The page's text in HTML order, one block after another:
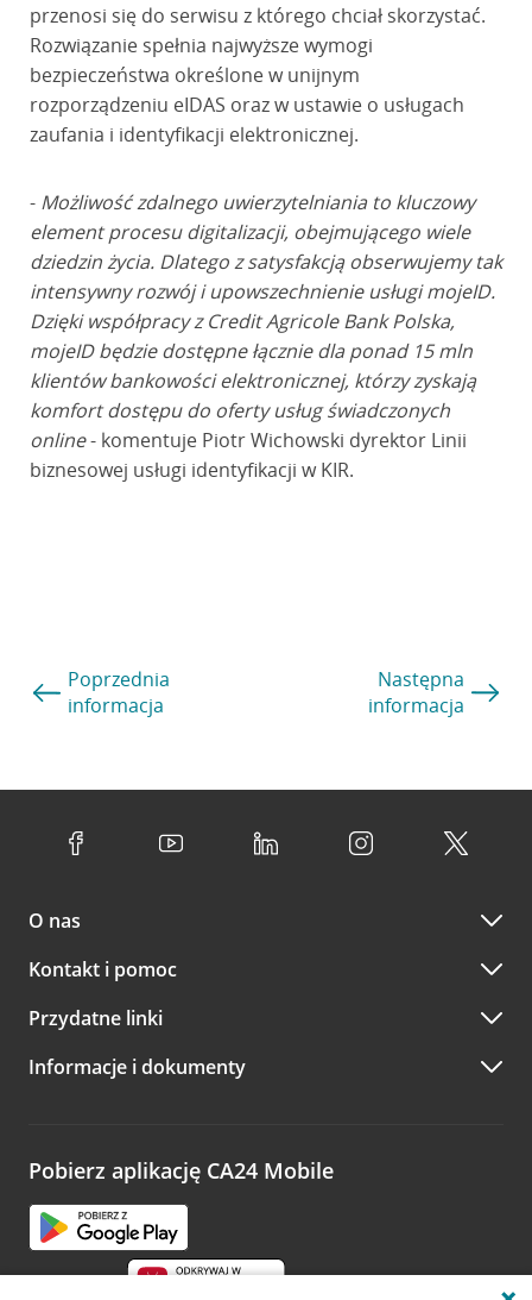
przenosi się do serwisu z którego chciał skorzystać.
Rozwiązanie spełnia najwyższe wymogi
bezpieczeństwa określone w unijnym
rozporządzeniu eIDAS oraz w ustawie o usługach
zaufania i identyfikacji elektronicznej.
- Możliwość zdalnego uwierzytelniania to kluczowy
element procesu digitalizacji, obejmującego wiele
dziedzin życia. Dlatego z satysfakcją obserwujemy tak
intensywny rozwój i upowszechnienie usługi mojeID.
Dzięki współpracy z Credit Agricole Bank Polska,
mojeID będzie dostępne łącznie dla ponad 15 mln
klientów bankowości elektronicznej, którzy zyskają
komfort dostępu do oferty usług świadczonych
online- komentuje Piotr Wichowski dyrektor Linii
biznesowej usługi identyfikacji w KIR.
Poprzednia
informacja
Następna
informacja
O nas
Kontakt i pomoc
Przydatne linki
Informacje i dokumenty
Pobierz aplikację CA24 Mobile